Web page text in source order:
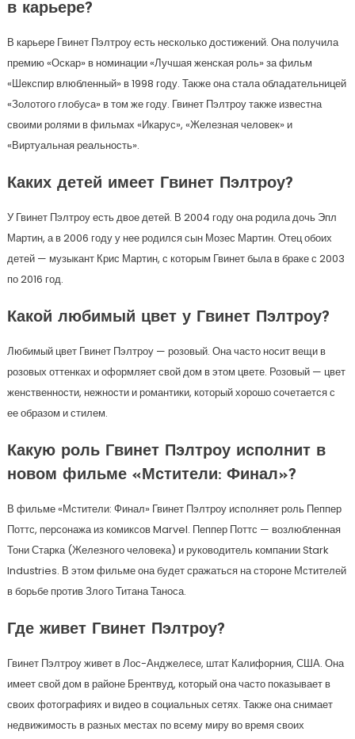
в карьере?
В карьере Гвинет Пэлтроу есть несколько достижений. Она получила
премию «Оскар» в номинации «Лучшая женская роль» за фильм
«Шекспир влюбленный» в 1998 году. Также она стала обладательницей
«Золотого глобуса» в том же году. Гвинет Пэлтроу также известна
своими ролями в фильмах «Икарус», «Железная человек» и
«Виртуальная реальность».
Каких детей имеет Гвинет Пэлтроу?
У Гвинет Пэлтроу есть двое детей. В 2004 году она родила дочь Эпл
Мартин, а в 2006 году у нее родился сын Мозес Мартин. Отец обоих
детей — музыкант Крис Мартин, с которым Гвинет была в браке с 2003
по 2016 год.
Какой любимый цвет у Гвинет Пэлтроу?
Любимый цвет Гвинет Пэлтроу — розовый. Она часто носит вещи в
розовых оттенках и оформляет свой дом в этом цвете. Розовый — цвет
женственности, нежности и романтики, который хорошо сочетается с
ее образом и стилем.
Какую роль Гвинет Пэлтроу исполнит в
новом фильме «Мстители: Финал»?
В фильме «Мстители: Финал» Гвинет Пэлтроу исполняет роль Пеппер
Поттс, персонажа из комиксов Marvel. Пеппер Поттс — возлюбленная
Тони Старка (Железного человека) и руководитель компании Stark
Industries. В этом фильме она будет сражаться на стороне Мстителей
в борьбе против Злого Титана Таноса.
Где живет Гвинет Пэлтроу?
Гвинет Пэлтроу живет в Лос-Анджелесе, штат Калифорния, США. Она
имеет свой дом в районе Брентвуд, который она часто показывает в
своих фотографиях и видео в социальных сетях. Также она снимает
недвижимость в разных местах по всему миру во время своих